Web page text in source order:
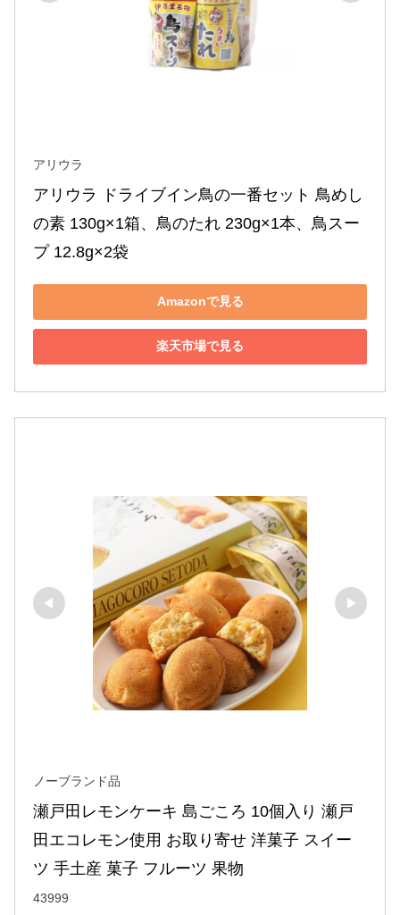
アリウラ
アリウラ ドライブイン鳥の一番セット 鳥めし
の素 130g×1箱、鳥のたれ 230g×1本、鳥スー
プ 12.8g×2袋
Amazonで見る
楽天市場で見る
ノーブランド品
瀬戸田レモンケーキ 島ごころ 10個入り 瀬戸
田エコレモン使用 お取り寄せ 洋菓子 スイー
ツ 手土産 菓子 フルーツ 果物
43999